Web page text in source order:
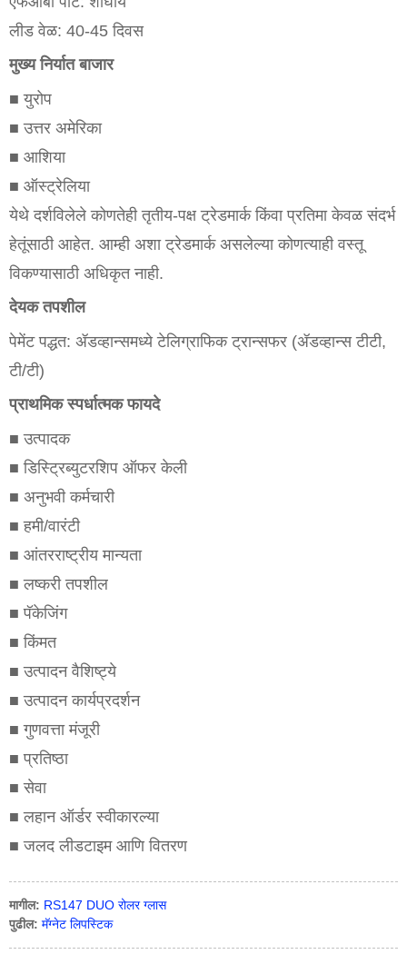
लीड वेळ: 40-45 दिवस
मुख्य निर्यात बाजार
■ युरोप
■ उत्तर अमेरिका
■ आशिया
■ ऑस्ट्रेलिया
येथे दर्शविलेले कोणतेही तृतीय-पक्ष ट्रेडमार्क किंवा प्रतिमा केवळ संदर्भ
हेतूंसाठी आहेत. आम्ही अशा ट्रेडमार्क असलेल्या कोणत्याही वस्तू
विकण्यासाठी अधिकृत नाही.
देयक तपशील
पेमेंट पद्धत: ॲडव्हान्समध्ये टेलिग्राफिक ट्रान्सफर (ॲडव्हान्स टीटी,
टी/टी)
प्राथमिक स्पर्धात्मक फायदे
■ उत्पादक
■ डिस्ट्रिब्युटरशिप ऑफर केली
■ अनुभवी कर्मचारी
■ हमी/वारंटी
■ आंतरराष्ट्रीय मान्यता
■ लष्करी तपशील
■ पॅकेजिंग
■ किंमत
■ उत्पादन वैशिष्ट्ये
■ उत्पादन कार्यप्रदर्शन
■ गुणवत्ता मंजूरी
■ प्रतिष्ठा
■ सेवा
■ लहान ऑर्डर स्वीकारल्या
■ जलद लीडटाइम आणि वितरण
मागील: RS147 DUO रोलर ग्लास
पुढील: मॅग्नेट लिपस्टिक